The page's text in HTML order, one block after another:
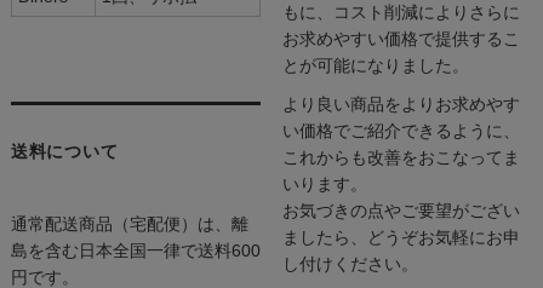
送料について
通常配送商品（宅配便）は、離
島を含む日本全国一律で送料600
円です。
もに、コスト削減によりさらに
お求めやすい価格で提供するこ
とが可能になりました。
より良い商品をよりお求めやす
い価格でご紹介できるように、
これからも改善をおこなってま
いります。
お気づきの点やご要望がござい
ましたら、どうぞお気軽にお申
し付けください。